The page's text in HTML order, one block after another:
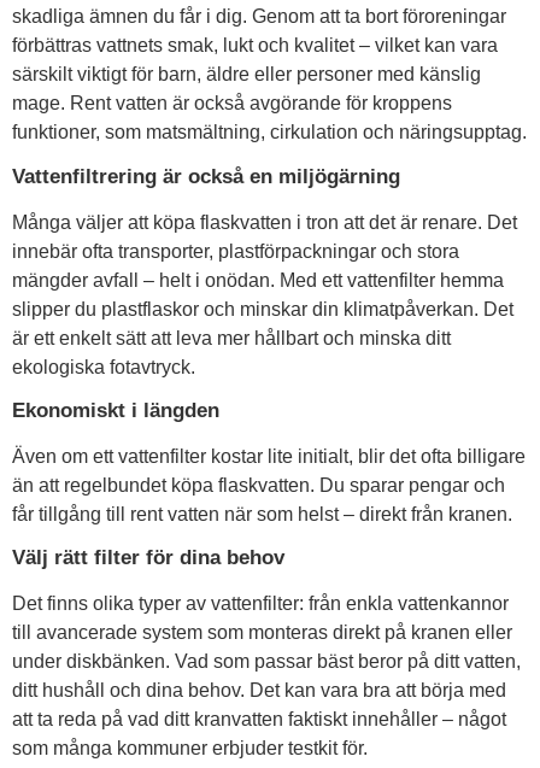
skadliga ämnen du får i dig. Genom att ta bort föroreningar
förbättras vattnets smak, lukt och kvalitet – vilket kan vara
särskilt viktigt för barn, äldre eller personer med känslig
mage. Rent vatten är också avgörande för kroppens
funktioner, som matsmältning, cirkulation och näringsupptag.
Vattenfiltrering är också en miljögärning
Många väljer att köpa flaskvatten i tron att det är renare. Det
innebär ofta transporter, plastförpackningar och stora
mängder avfall – helt i onödan. Med ett vattenfilter hemma
slipper du plastflaskor och minskar din klimatpåverkan. Det
är ett enkelt sätt att leva mer hållbart och minska ditt
ekologiska fotavtryck.
Ekonomiskt i längden
Även om ett vattenfilter kostar lite initialt, blir det ofta billigare
än att regelbundet köpa flaskvatten. Du sparar pengar och
får tillgång till rent vatten när som helst – direkt från kranen.
Välj rätt filter för dina behov
Det finns olika typer av vattenfilter: från enkla vattenkannor
till avancerade system som monteras direkt på kranen eller
under diskbänken. Vad som passar bäst beror på ditt vatten,
ditt hushåll och dina behov. Det kan vara bra att börja med
att ta reda på vad ditt kranvatten faktiskt innehåller – något
som många kommuner erbjuder testkit för.